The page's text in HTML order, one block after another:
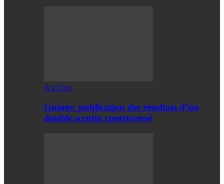
A la Une
Guinée: publication des résultats d’un
double scrutin controversé